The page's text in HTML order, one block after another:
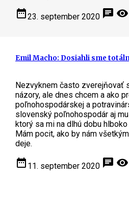
date_range23. september 2020 chat visibility
Emil Macho: Dosiahli sme
Nezvyknem často zverejňovať
názory, ale dnes chcem a ako
poľnohospodárskej a
slovenský poľnohospodár aj
ktorý sa mi na dlhú dobu
Mám pocit, ako by nám
deje.
date_range 11. september 2020 chat visibility